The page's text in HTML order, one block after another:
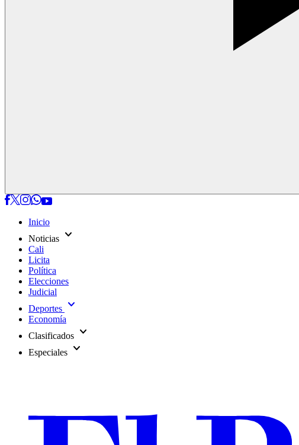
Inicio
Noticias expand_more
Cali
Licita
Política
Elecciones
Judicial
Deportes expand_more
Economía
Clasificados expand_more
Especiales expand_more